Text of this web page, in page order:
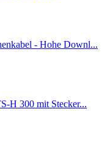
- Hohe Downl...
H 300 mit Stecker...